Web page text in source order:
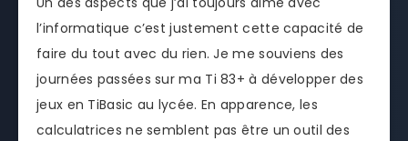
l’informatique c’est justement cette capacité de
faire du tout avec du rien. Je me souviens des
journées passées sur ma Ti 83+ à développer des
jeux en TiBasic au lycée. En apparence, les
calculatrices ne semblent pas être un outil des